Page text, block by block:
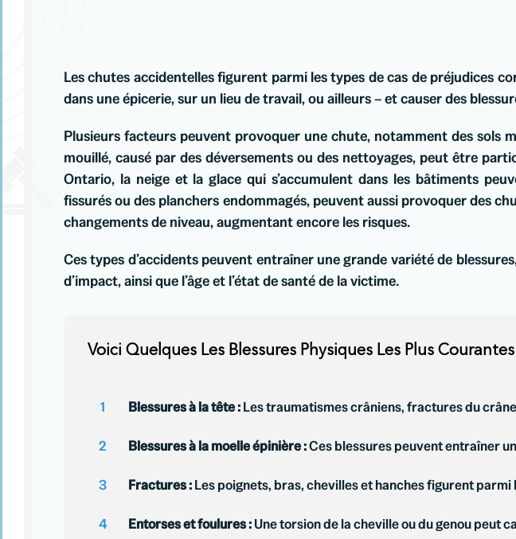
Les chutes accidentelles figurent parmi les types de cas de préjudices
dans une épicerie, sur un lieu de travail, ou ailleurs – et causer des
Plusieurs facteurs peuvent provoquer une chute, notamment des sols
mouillé, causé par des déversements ou des nettoyages, peut être
Ontario, la neige et la glace qui s’accumulent dans les bâtiments
fissurés ou des planchers endommagés, peuvent aussi provoquer des
changements de niveau, augmentant encore les risques.
Ces types d’accidents peuvent entraîner une grande variété de
d’impact, ainsi que l’âge et l’état de santé de la victime.
Voici Quelques Les Blessures Physiques Les Plus
1 Blessures à la tête :Les traumatismes crâniens, fractures du
2 Blessures à la moelle épinière :Ces blessures peuvent entraîner
3 Fractures :Les poignets, bras, chevilles et hanches figurent
4 Entorses et foulures :Une torsion de la cheville ou du genou peut